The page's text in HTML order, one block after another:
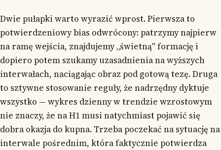
Dwie pułapki warto wyrazić wprost. Pierwsza to
potwierdzeniowy bias odwrócony: patrzymy najpierw
na ramę wejścia, znajdujemy „świetną" formację i
dopiero potem szukamy uzasadnienia na wyższych
interwałach, naciągając obraz pod gotową tezę. Druga
to sztywne stosowanie reguły, że nadrzędny dyktuje
wszystko — wykres dzienny w trendzie wzrostowym
nie znaczy, że na H1 musi natychmiast pojawić się
dobra okazja do kupna. Trzeba poczekać na sytuację na
interwale pośrednim, która faktycznie potwierdza